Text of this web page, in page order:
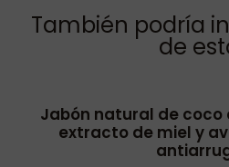
También podría
de
Jabón natural de
extracto de miel y